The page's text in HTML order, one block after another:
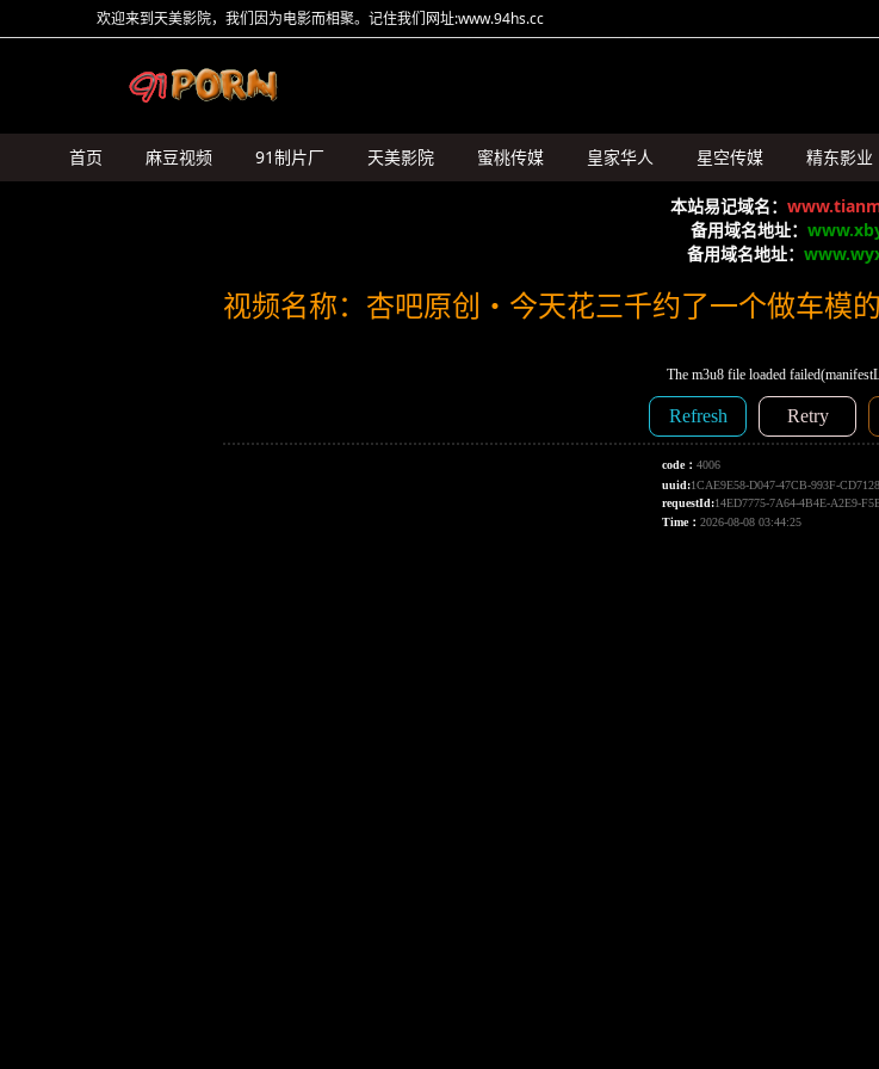
欢迎来到天美影院，我们因为电影而相聚。记住我们网址:www.94hs.cc
首页 麻豆视频 91制片厂 天美影院 蜜桃传媒 皇家华人 星空传媒 精东影业
本站易记域名：
备用域名地址：
备用域名地址：
视频名称：杏吧原创・今天花三千约了一个做车模